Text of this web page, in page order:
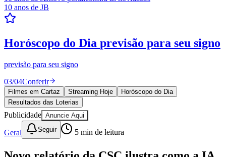
Juventude
10 anos de JB
Resultados das Loterias confira se ganhou
Mega-Sena, Quina, Lotofácil e todos os jogos. Resultado
04/04Ver resultados
Filmes em Cartaz Streaming Hoje
Resultados das Loterias
Publicidade Anuncie Aqui
Seguir